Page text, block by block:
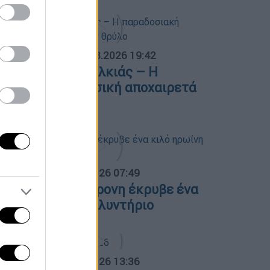
06.08.2026 19:42
ο Λάκης Χαλκιάς – Η
μουσική αποχαιρετά
θρύλο
Ελλάδος... 07.08.2026 07:49
46χρονη έκρυβε ένα
ηρωίνη στο πλυντήριο
Ελλάδος... 05.08.2026 13:36